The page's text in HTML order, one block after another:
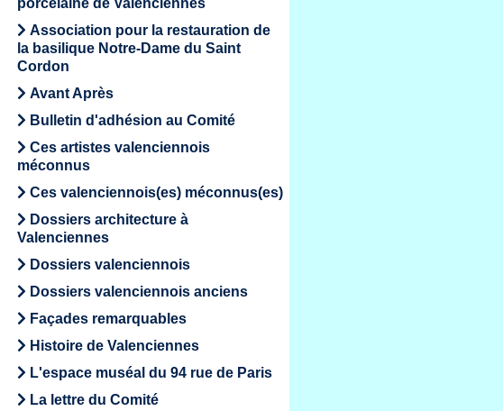
porcelaine de Valenciennes
Association pour la restauration de
la basilique Notre-Dame du Saint
Cordon
Avant Après
Bulletin d'adhésion au Comité
Ces artistes valenciennois
méconnus
Ces valenciennois(es) méconnus(es)
Dossiers architecture à
Valenciennes
Dossiers valenciennois
Dossiers valenciennois anciens
Façades remarquables
Histoire de Valenciennes
L'espace muséal du 94 rue de Paris
La lettre du Comité